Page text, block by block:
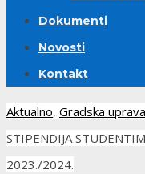
Dokumenti
Novosti
Kontakt
Aktualno, Gradska uprava
STIPENDIJA
2023./2024.